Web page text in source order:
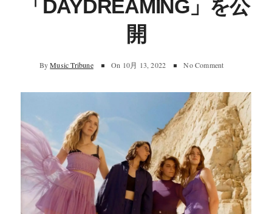
「DAYDREAMING」を公
開
By Music Tribune On 10月 13, 2022 No Comment